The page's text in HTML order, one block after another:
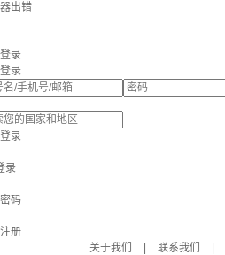
出错
录
录
录
录
码
册
关于我们
联系我们